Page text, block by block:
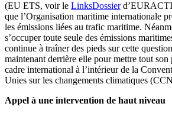
(EU ETS, voir le LinksDossier
que l’Organisation maritime internationale
les émissions liées au trafic maritime.
s’occuper toute seule des émissions
continue à traîner des pieds sur cette
maintenant derrière elle pour mettre tout son
cadre international à l’intérieur de la
Unies sur les changements climatiques
Appel à une intervention de haut niveau